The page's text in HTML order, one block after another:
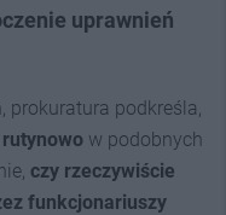
uprawnień
prokuratura podkreśla,
w podobnych
czy rzeczywiście
funkcjonariuszy